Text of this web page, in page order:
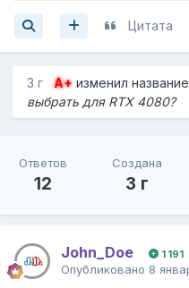
Цитата
3 г A+ изменил
выбрать для RTX 4080?
Ответов
12
Создана
3 г
John_Doe 1 191
Опубликовано 8